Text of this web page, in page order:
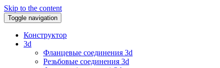
Skip to the content
Toggle navigation
Конструктор
3d
Фланцевые соединения 3d
Резьбовые соединения 3d